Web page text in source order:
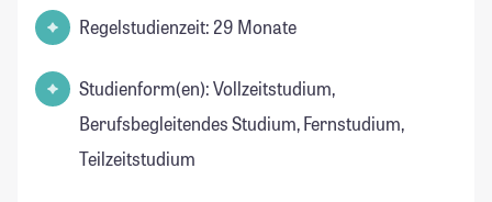
Regelstudienzeit: 29 Monate
Studienform(en): Vollzeitstudium,
Berufsbegleitendes Studium, Fernstudium,
Teilzeitstudium